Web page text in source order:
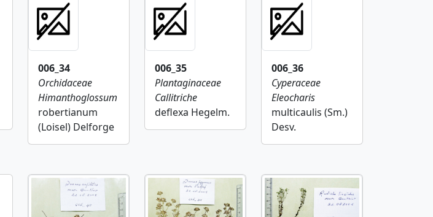
006_34
Orchidaceae
Himanthoglossum
robertianum
(Loisel) Delforge
006_35
Plantaginaceae
Callitriche
deflexa Hegelm.
006_36
Cyperaceae
Eleocharis
multicaulis (Sm.)
Desv.